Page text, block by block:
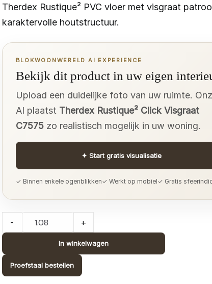
Therdex Rustique² PVC vloer met visgraat
karaktervolle houtstructuur.
BLOKWOONWERELD AI EXPERIENCE
Bekijk dit product in uw eigen
Upload een duidelijke foto van uw ruimte.
AI plaatst Therdex Rustique² Click Visgraat
C7575zo realistisch mogelijk in uw woning.
✦ Start gratis visualisatie
✓ Binnen enkele ogenblikken✓ Werkt op mobiel✓ Gratis
Rustique²
Visgraat
C7575
- +
In winkelwagen
Proefstaal bestellen